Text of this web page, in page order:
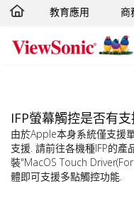
轉跳至主要內容
教育應用 商
IFP螢幕觸控是否有
由於Apple本身系統僅支援
支援. 請前往各機種IFP的
裝"MacOS Touch
體即可支援多點觸控功能.